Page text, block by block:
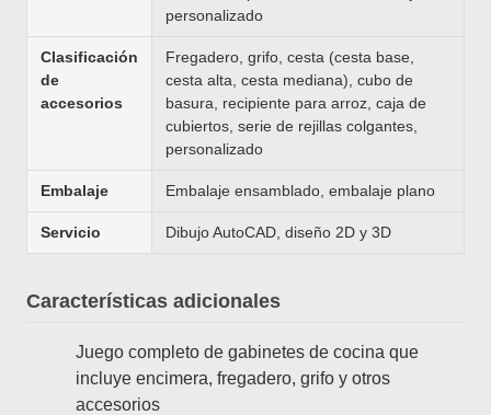
personalizado
Clasificación
de
accesorios
Fregadero, grifo, cesta (cesta base,
cesta alta, cesta mediana), cubo de
basura, recipiente para arroz, caja de
cubiertos, serie de rejillas colgantes,
personalizado
Embalaje Embalaje ensamblado, embalaje plano
Servicio Dibujo AutoCAD, diseño 2D y 3D
Características adicionales
Juego completo de gabinetes de cocina que
incluye encimera, fregadero, grifo y otros
accesorios